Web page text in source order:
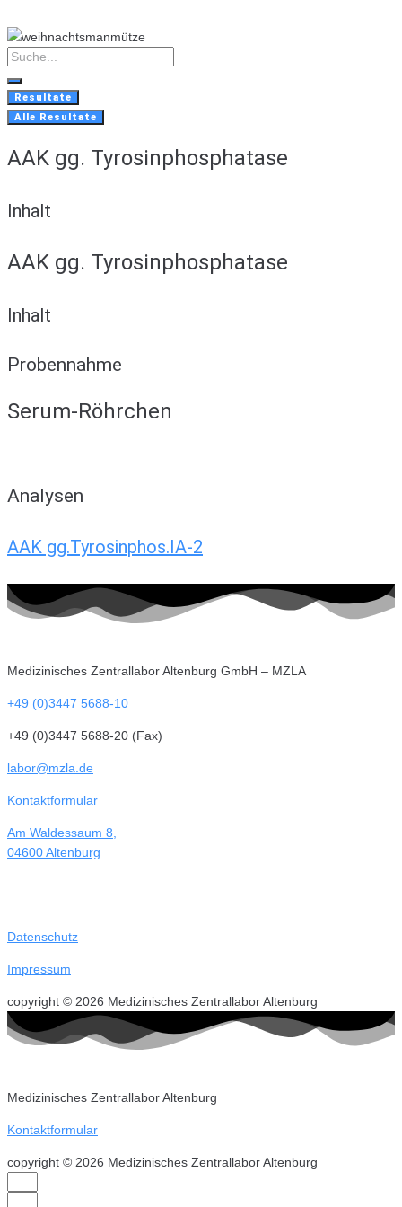
to
content
Search
...
Resultate
Alle Resultate
AAK gg. Tyrosinphosphatase
Inhalt
AAK gg. Tyrosinphosphatase
Inhalt
Probennahme
Serum-Röhrchen
Analysen
AAK gg.Tyrosinphos.IA-2
Medizinisches Zentrallabor Altenburg GmbH – MZLA
+49 (0)3447 5688-10
+49 (0)3447 5688-20 (Fax)
labor@mzla.de
Kontaktformular
Am Waldessaum 8,
04600 Altenburg
Datenschutz
Impressum
copyright © 2026 Medizinisches Zentrallabor Altenburg
Medizinisches Zentrallabor Altenburg
Kontaktformular
copyright © 2026 Medizinisches Zentrallabor Altenburg